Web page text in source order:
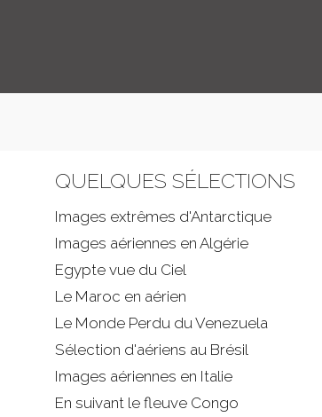
QUELQUES SÉLECTIONS
Images extrêmes d'Antarctique
Images aériennes en Algérie
Egypte vue du Ciel
Le Maroc en aérien
Le Monde Perdu du Venezuela
Sélection d'aériens au Brésil
Images aériennes en Italie
En suivant le fleuve Congo